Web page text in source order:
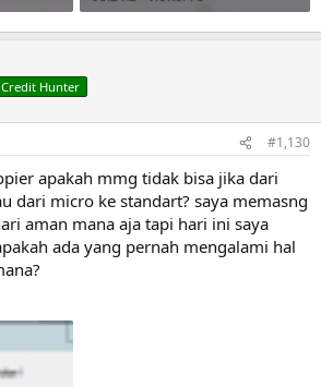
Credit Hunter
#1,130
apakah mmg tidak bisa jika dari
dari micro ke standart? saya memasng
aman mana aja tapi hari ini saya
ada yang pernah mengalami hal